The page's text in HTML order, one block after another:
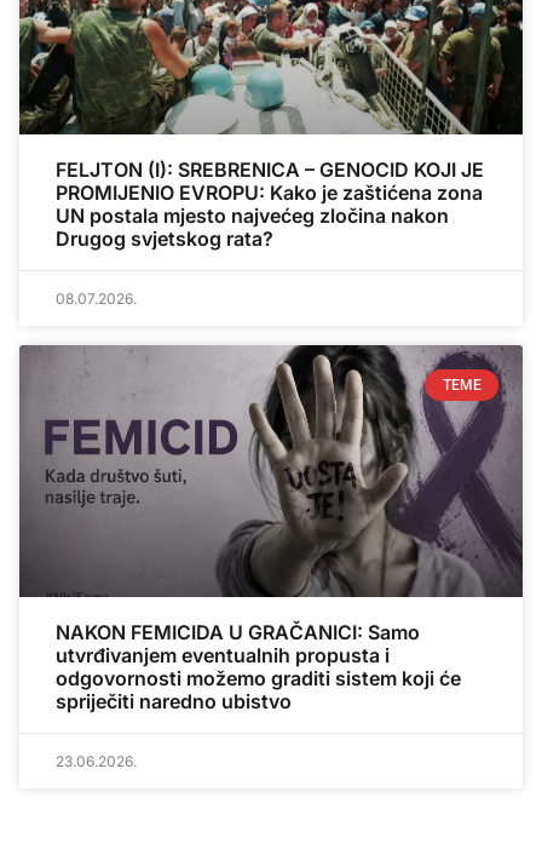
FELJTON (I): SREBRENICA – GENOCID KOJI JE
PROMIJENIO EVROPU: Kako je zaštićena zona
UN postala mjesto najvećeg zločina nakon
Drugog svjetskog rata?
08.07.2026.
TEME
NAKON FEMICIDA U GRAČANICI: Samo
utvrđivanjem eventualnih propusta i
odgovornosti možemo graditi sistem koji će
spriječiti naredno ubistvo
23.06.2026.